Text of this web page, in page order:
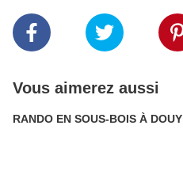
Vous aimerez aussi
RANDO EN SOUS-BOIS À DOUY